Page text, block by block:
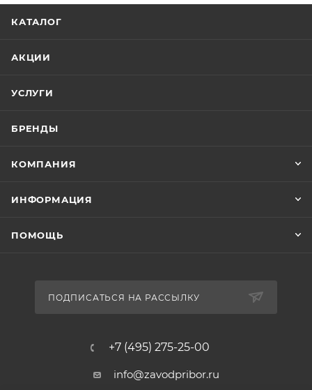
КАТАЛОГ
АКЦИИ
УСЛУГИ
БРЕНДЫ
КОМПАНИЯ
ИНФОРМАЦИЯ
ПОМОЩЬ
ПОДПИСАТЬСЯ НА РАССЫЛКУ
+7 (495) 275-25-00
info@zavodpribor.ru